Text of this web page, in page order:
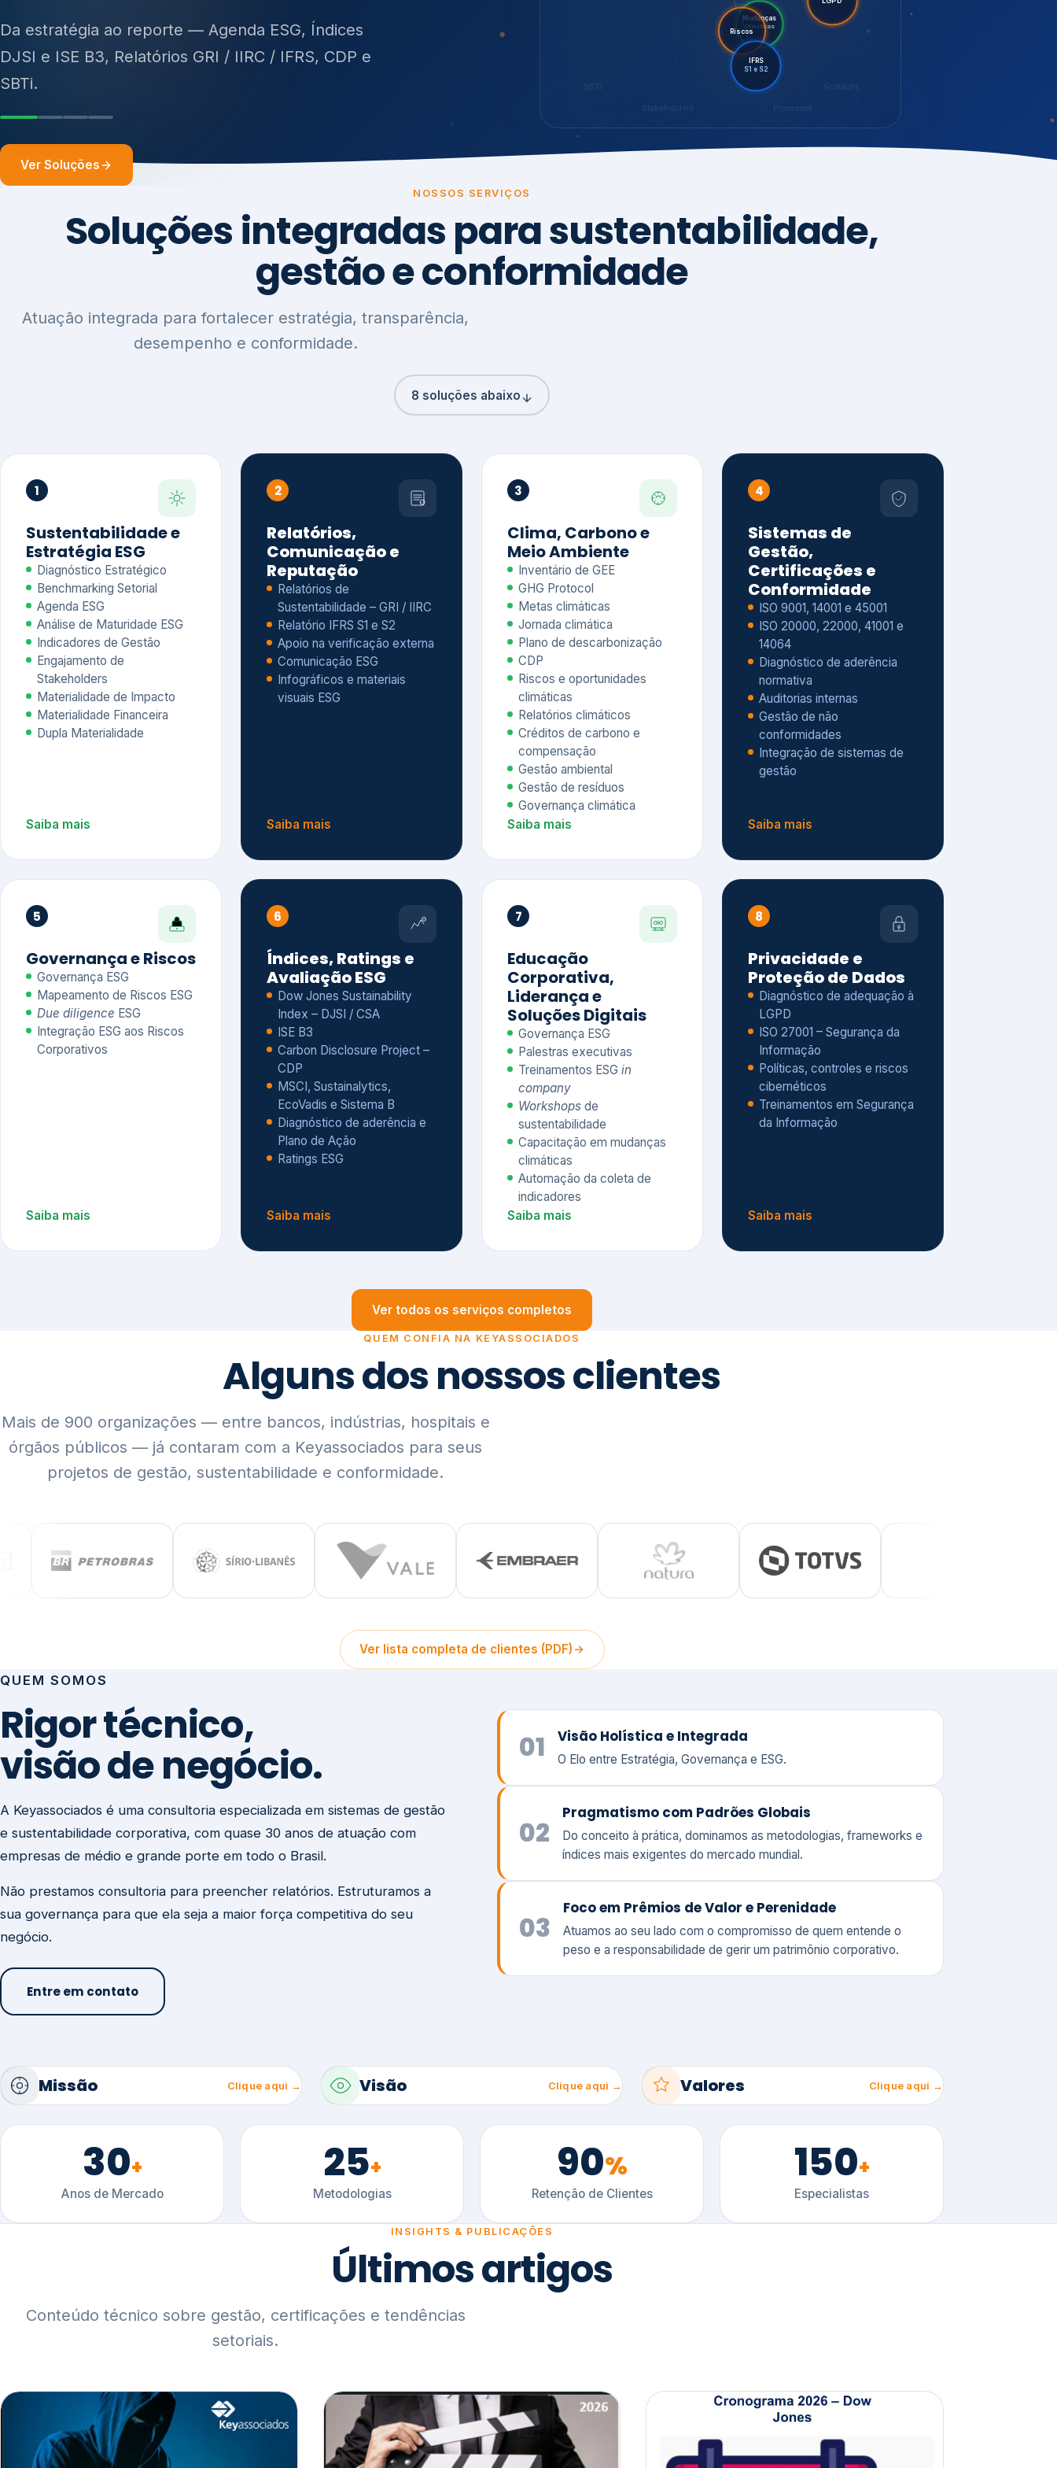
14001, ISO 45001, ONA e PNQ — Gestão de resíduos
sólidos (PGRS/PMGRS).
Ver Soluções
EcoVadis
Mudanças
Climáticas
Riscos
LGPD
IFRS
S1 e S2
NOSSOS SERVIÇOS
Soluções integradas para sustentabilidade,
gestão e conformidade
Atuação integrada para fortalecer estratégia, transparência,
desempenho e conformidade.
8 soluções abaixo
1
Sustentabilidade e
Estratégia ESG
Diagnóstico Estratégico
Benchmarking Setorial
Agenda ESG
Análise de Maturidade ESG
Indicadores de Gestão
Engajamento de
Stakeholders
Materialidade de Impacto
Materialidade Financeira
Dupla Materialidade
Saiba mais
2
Relatórios,
Comunicação e
Reputação
Relatórios de
Sustentabilidade – GRI / IIRC
Relatório IFRS S1 e S2
Apoio na verificação externa
Comunicação ESG
Infográficos e materiais
visuais ESG
Saiba mais
3
Clima, Carbono e
Meio Ambiente
Inventário de GEE
GHG Protocol
Metas climáticas
Jornada climática
Plano de descarbonização
CDP
Riscos e oportunidades
climáticas
Relatórios climáticos
Créditos de carbono e
compensação
Gestão ambiental
Gestão de resíduos
Governança climática
Saiba mais
4
Sistemas de
Gestão,
Certificações e
Conformidade
ISO 9001, 14001 e 45001
ISO 20000, 22000, 41001 e
14064
Diagnóstico de aderência
normativa
Auditorias internas
Gestão de não
conformidades
Integração de sistemas de
gestão
Saiba mais
5
Governança e Riscos
Governança ESG
Mapeamento de Riscos ESG
Due diligence ESG
Integração ESG aos Riscos
Corporativos
Saiba mais
6
Índices, Ratings e
Avaliação ESG
Dow Jones Sustainability
Index – DJSI / CSA
ISE B3
Carbon Disclosure Project –
CDP
MSCI, Sustainalytics,
EcoVadis e Sistema B
Diagnóstico de aderência e
Plano de Ação
Ratings ESG
Saiba mais
7
Educação
Corporativa,
Liderança e
Soluções Digitais
Governança ESG
Palestras executivas
Treinamentos ESG in
company
Workshops de
sustentabilidade
Capacitação em mudanças
climáticas
Automação da coleta de
indicadores
Saiba mais
8
Privacidade e
Proteção de Dados
Diagnóstico de adequação à
LGPD
ISO 27001 – Segurança da
Informação
Políticas, controles e riscos
cibernéticos
Treinamentos em Segurança
da Informação
Saiba mais
Ver todos os serviços completos
QUEM CONFIA NA KEYASSOCIADOS
Alguns dos nossos clientes
Mais de 900 organizações — entre bancos, indústrias, hospitais e
órgãos públicos — já contaram com a Keyassociados para seus
projetos de gestão, sustentabilidade e conformidade.
Ver lista completa de clientes (PDF)
QUEM SOMOS
Rigor técnico,
visão de negócio.
A Keyassociados é uma consultoria especializada em sistemas de gestão
e sustentabilidade corporativa, com quase 30 anos de atuação com
empresas de médio e grande porte em todo o Brasil.
Não prestamos consultoria para preencher relatórios. Estruturamos a
sua governança para que ela seja a maior força competitiva do seu
negócio.
Entre em contato
01 Visão Holística e Integrada
O Elo entre Estratégia, Governança e ESG.
02
Pragmatismo com Padrões Globais
Do conceito à prática, dominamos as metodologias, frameworks e
índices mais exigentes do mercado mundial.
03
Foco em Prêmios de Valor e Perenidade
Atuamos ao seu lado com o compromisso de quem entende o
peso e a responsabilidade de gerir um patrimônio corporativo.
Missão Clique aqui → Visão Clique aqui → Valores Clique aqui →
30+
Anos de Mercado
25+
Metodologias
90%
Retenção de Clientes
150+
Especialistas
INSIGHTS & PUBLICAÇÕES
Últimos artigos
Conteúdo técnico sobre gestão, certificações e tendências
setoriais.